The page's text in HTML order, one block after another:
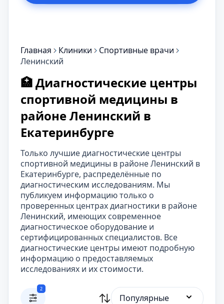
Главная Клиники
Спортивные врачи
Ленинский
🏥 Диагностические центры
спортивной медицины в
районе Ленинский в
Екатеринбурге
Только лучшие диагностические центры
спортивной медицины в районе Ленинский в
Екатеринбурге, распределённые по
диагностическим исследованиям. Мы
публикуем информацию только о
проверенных центрах диагностики в районе
Ленинский, имеющих современное
диагностическое оборудование и
сертифицированных специалистов. Все
диагностические центры имеют подробную
информацию о предоставляемых
исследованиях и их стоимости.
2
Популярные